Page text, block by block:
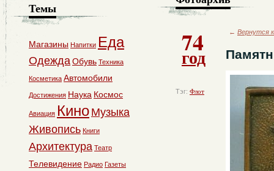
74
год
Тэг: Флот
← Вернутся
Темы
Магазины Напитки Еда
ОдеждаОбувь Техника
Косметика Автомобили
Достижения Наука Космос
Авиация Кино Музыка
Живопись Книги
Архитектура Театр
Телевидение Радио Газеты